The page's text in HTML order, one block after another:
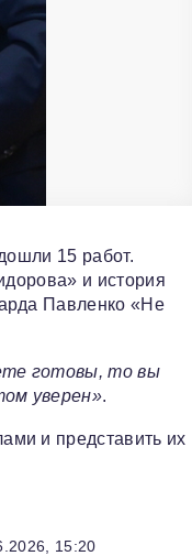
15 работ.
и история
Павленко «Не
готовы, то вы
уверен».
и представить их
15:20